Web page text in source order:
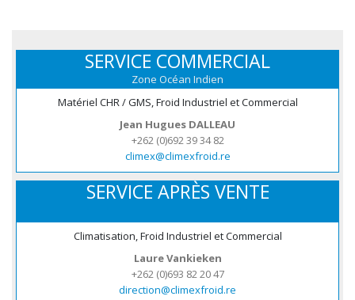
SERVICE COMMERCIAL
Zone Océan Indien
Matériel CHR / GMS, Froid Industriel et Commercial
Jean Hugues DALLEAU
+262 (0)692 39 34 82
climex@climexfroid.re
SERVICE APRÈS VENTE
Climatisation, Froid Industriel et Commercial
Laure Vankieken
+262 (0)693 82 20 47
direction@climexfroid.re